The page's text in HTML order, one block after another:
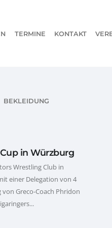
TERMINE KONTAKT
BEKLEIDUNG
in Würzburg
Wrestling Club in
einer Delegation von 4
Greco-Coach Phridon